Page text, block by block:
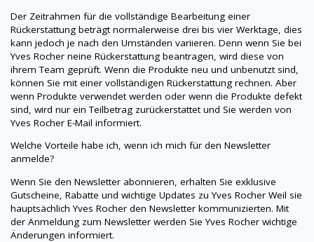
Der Zeitrahmen für die vollständige Bearbeitung einer
Rückerstattung beträgt normalerweise drei bis vier Werktage, dies
kann jedoch je nach den Umständen variieren. Denn wenn Sie bei
Yves Rocher neine Rückerstattung beantragen, wird diese von
ihrem Team geprüft. Wenn die Produkte neu und unbenutzt sind,
können Sie mit einer vollständigen Rückerstattung rechnen. Aber
wenn Produkte verwendet werden oder wenn die Produkte defekt
sind, wird nur ein Teilbetrag zurückerstattet und Sie werden von
Yves Rocher E-Mail informiert.
Welche Vorteile habe ich, wenn ich mich für den Newsletter
anmelde?
Wenn Sie den Newsletter abonnieren, erhalten Sie exklusive
Gutscheine, Rabatte und wichtige Updates zuYves Rocher Weil sie
hauptsächlichYves Rocher den Newsletter kommunizierten. Mit
der Anmeldung zum Newsletter werden SieYves Rocher wichtige
Änderungen informiert.